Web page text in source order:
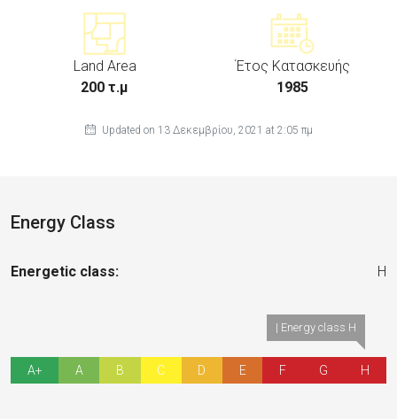
Land Area
200 τ.μ
Έτος Κατασκευής
1985
Updated on 13 Δεκεμβρίου, 2021 at 2:05 πμ
Energy Class
Energetic class: H
A+ A B C D E F G
| Energy class H
H